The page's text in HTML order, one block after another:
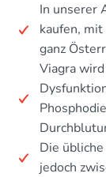
In unserer
kaufen,
ganz
Viagra
Die
jedoch